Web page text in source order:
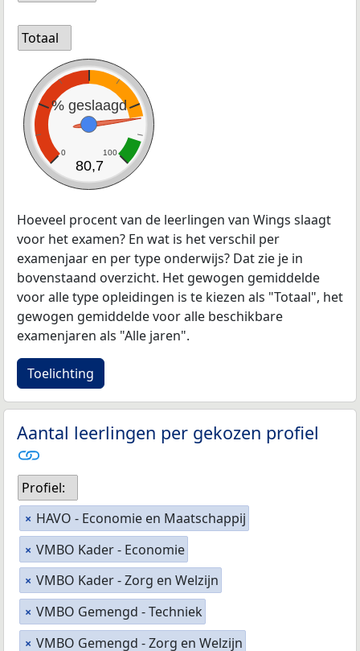
Totaal
% geslaagd
0 100
80,7
Hoeveel procent van de leerlingen van Wings slaagt
voor het examen? En wat is het verschil per
examenjaar en per type onderwijs? Dat zie je in
bovenstaand overzicht. Het gewogen gemiddelde
voor alle type opleidingen is te kiezen als "Totaal", het
gewogen gemiddelde voor alle beschikbare
examenjaren als "Alle jaren".
Toelichting
Aantal leerlingen per gekozen profiel
Profiel:
× HAVO - Economie en Maatschappij
× VMBO Kader - Economie
× VMBO Kader - Zorg en Welzijn
× VMBO Gemengd - Techniek
× VMBO Gemengd - Zorg en Welzijn